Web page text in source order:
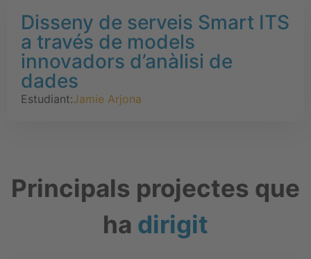
Disseny de serveis Smart ITS
a través de models
innovadors d’anàlisi de
dades
Estudiant:Jamie Arjona
Principals projectes que
ha dirigit